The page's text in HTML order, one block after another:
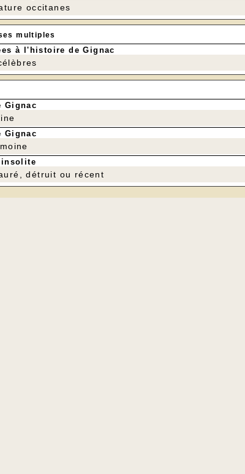
occitanes
multiples
à l'histoire de Gignac
Gignac
Gignac
insolite
détruit ou récent